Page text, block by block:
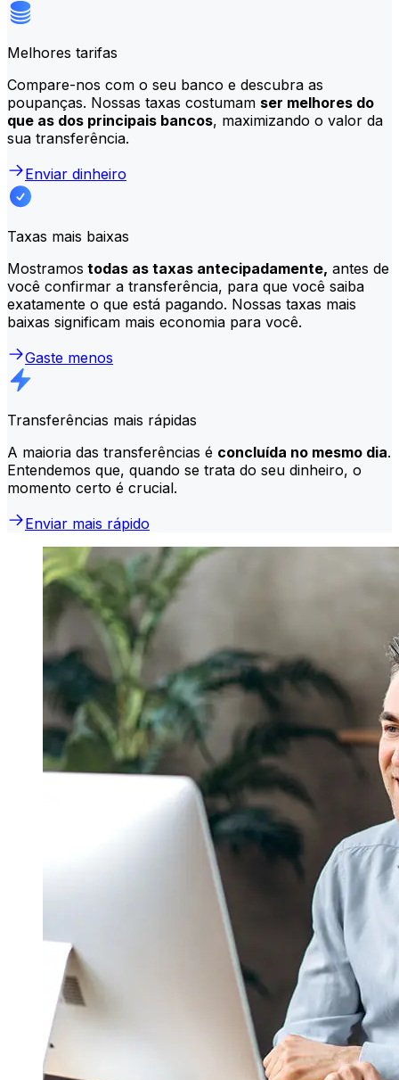
Melhores tarifas
Compare-nos com o seu banco e descubra as
poupanças. Nossas taxas costumam ser melhores do
que as dos principais bancos, maximizando o valor da
sua transferência.
Enviar dinheiro
Taxas mais baixas
Mostramos todas as taxas antecipadamente, antes de
você confirmar a transferência, para que você saiba
exatamente o que está pagando. Nossas taxas mais
baixas significam mais economia para você.
Gaste menos
Transferências mais rápidas
A maioria das transferências é concluída no mesmo dia.
Entendemos que, quando se trata do seu dinheiro, o
momento certo é crucial.
Enviar mais rápido